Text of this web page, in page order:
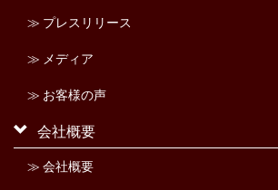
≫ プレスリリース
≫ メディア
≫ お客様の声
会社概要
≫ 会社概要